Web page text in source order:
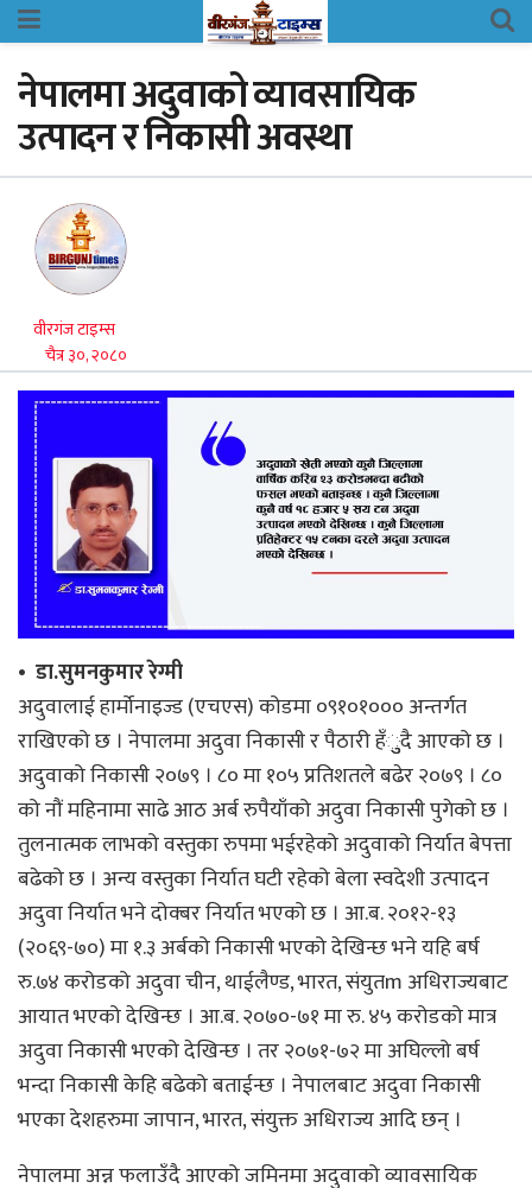
नेपालमा अदुवाको व्यावसायिक
उत्पादन र निकासी अवस्था
वीरगंज टाइम्स
चैत्र ३०, २०८०
• डा.सुमनकुमार रेग्मी
अदुवालाई हार्मोनाइज्ड (एचएस) कोडमा ०९१०१००० अन्तर्गत
राखिएको छ । नेपालमा अदुवा निकासी र पैठारी हँुुदै आएको छ ।
अदुवाको निकासी २०७९ । ८० मा १०५ प्रतिशतले बढेर २०७९ । ८०
को नौं महिनामा साढे आठ अर्ब रुपैयाँको अदुवा निकासी पुगेको छ ।
तुलनात्मक लाभको वस्तुका रुपमा भईरहेको अदुवाको निर्यात बेपत्ता
बढेको छ । अन्य वस्तुका निर्यात घटी रहेको बेला स्वदेशी उत्पादन
अदुवा निर्यात भने दोक्बर निर्यात भएको छ । आ.ब. २०१२-१३
(२०६९-७०) मा १.३ अर्बको निकासी भएको देखिन्छ भने यहि बर्ष
रु.७४ करोडको अदुवा चीन, थाईलैण्ड, भारत, संयुतm अधिराज्यबाट
आयात भएको देखिन्छ । आ.ब. २०७०-७१ मा रु. ४५ करोडको मात्र
अदुवा निकासी भएको देखिन्छ । तर २०७१-७२ मा अघिल्लो बर्ष
भन्दा निकासी केहि बढेको बताईन्छ । नेपालबाट अदुवा निकासी
भएका देशहरुमा जापान, भारत, संयुक्त अधिराज्य आदि छन् ।
नेपालमा अन्न फलाउँदै आएको जमिनमा अदुवाको व्यावसायिक